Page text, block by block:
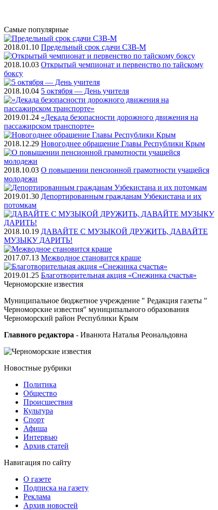
Самые популярные
2018.01.10 Предельный срок сдачи СЗВ-М
2018.10.03 Открытый чемпионат и первенство по тайскому
боксу
2018.10.04 5 октября — День учителя
2019.01.24 «Декада безопасности дорожного движения на
пассажирском транспорте»
2018.12.29 Новогоднее обращение Главы Республики Крым
2018.10.03 О повышении пенсионной грамотности учащейся
молодежи
2019.01.30 Депортированным гражданам Узбекистана и их
потомкам
2018.10.19 ДАВАЙТЕ С МУЗЫКОЙ ДРУЖИТЬ, ДАВАЙТЕ
МУЗЫКУ ДАРИТЬ!
2017.07.13 Межводное становится краше
2019.01.25 Благотворительная акция «Снежинка счастья»
Черноморские известия
Муниципальное бюджетное учреждение " Редакция газеты "
Черноморские известия" муниципального образования
Черноморский район Республики Крым
Главного редактора - Иванюта Наталья Реональдовна
Новостные рубрики
Политика
Общество
Проиcшествия
Культура
Спорт
Афиша
Интервью
Архив статей
Навигация по сайту
О газете
Подписка на газету
Реклама
Архив новостей